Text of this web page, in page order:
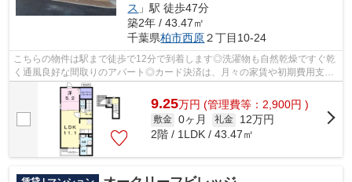
ス 」駅 徒歩47分
築2年 / 43.47㎡
千葉県柏市西原２丁目10-24
こちらの物件は駅まで徒歩で12分で到着します◎洗濯物も自然乾燥ですぐ乾
く通風良好な間取りのアパート◎カード決済は、月々の家賃や初期費用支払
いのわずらわしさを解消してくれます◎使...
9.25万円 (管理費等：2,900円 )
敷金 0ヶ月 礼金
12万円
2階 / 1LDK / 43.47㎡